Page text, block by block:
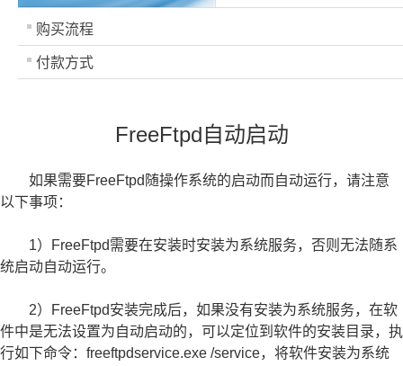
购买流程
付款方式
FreeFtpd自动启动
如果需要FreeFtpd随操作系统的启动而自动运行，请注意
以下事项：
1）FreeFtpd需要在安装时安装为系统服务，否则无法随系
统启动自动运行。
2）FreeFtpd安装完成后，如果没有安装为系统服务，在软
件中是无法设置为自动启动的，可以定位到软件的安装目录，执
行如下命令：freeftpdservice.exe /service，将软件安装为系统